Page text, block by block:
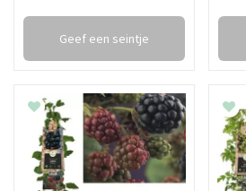
Geef een seintje